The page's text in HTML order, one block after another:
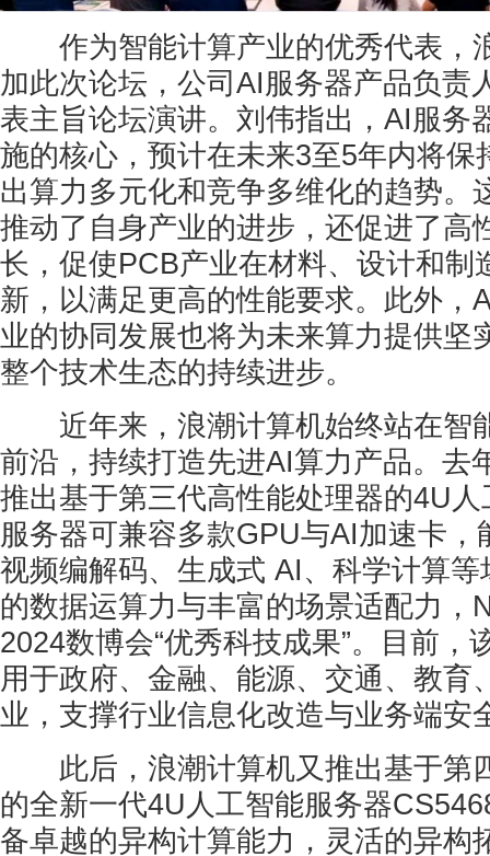
作为智能计算产业的优秀代表，
加此次论坛，公司AI服务器产品负责
表主旨论坛演讲。刘伟指出，AI服务
施的核心，预计在未来3至5年内将保
出算力多元化和竞争多维化的趋势。
推动了自身产业的进步，还促进了高
长，促使PCB产业在材料、设计和制
新，以满足更高的性能要求。此外，
业的协同发展也将为未来算力提供坚
整个技术生态的持续进步。
近年来，浪潮计算机始终站在智
前沿，持续打造先进AI算力产品。去
推出基于第三代高性能处理器的4U
服务器可兼容多款GPU与AI加速卡，
视频编解码、生成式 AI、科学计算
的数据运算力与丰富的场景适配力，
2024数博会“优秀科技成果”。目前，
用于政府、金融、能源、交通、教育
业，支撑行业信息化改造与业务端安
此后，浪潮计算机又推出基于第
的全新一代4U人工智能服务器
备卓越的异构计算能力，灵活的异构